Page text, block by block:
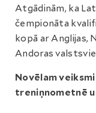
Atgādinām, ka
čempionāta
kopā ar Anglijas,
Andoras
Novēlam
treniņnometnē